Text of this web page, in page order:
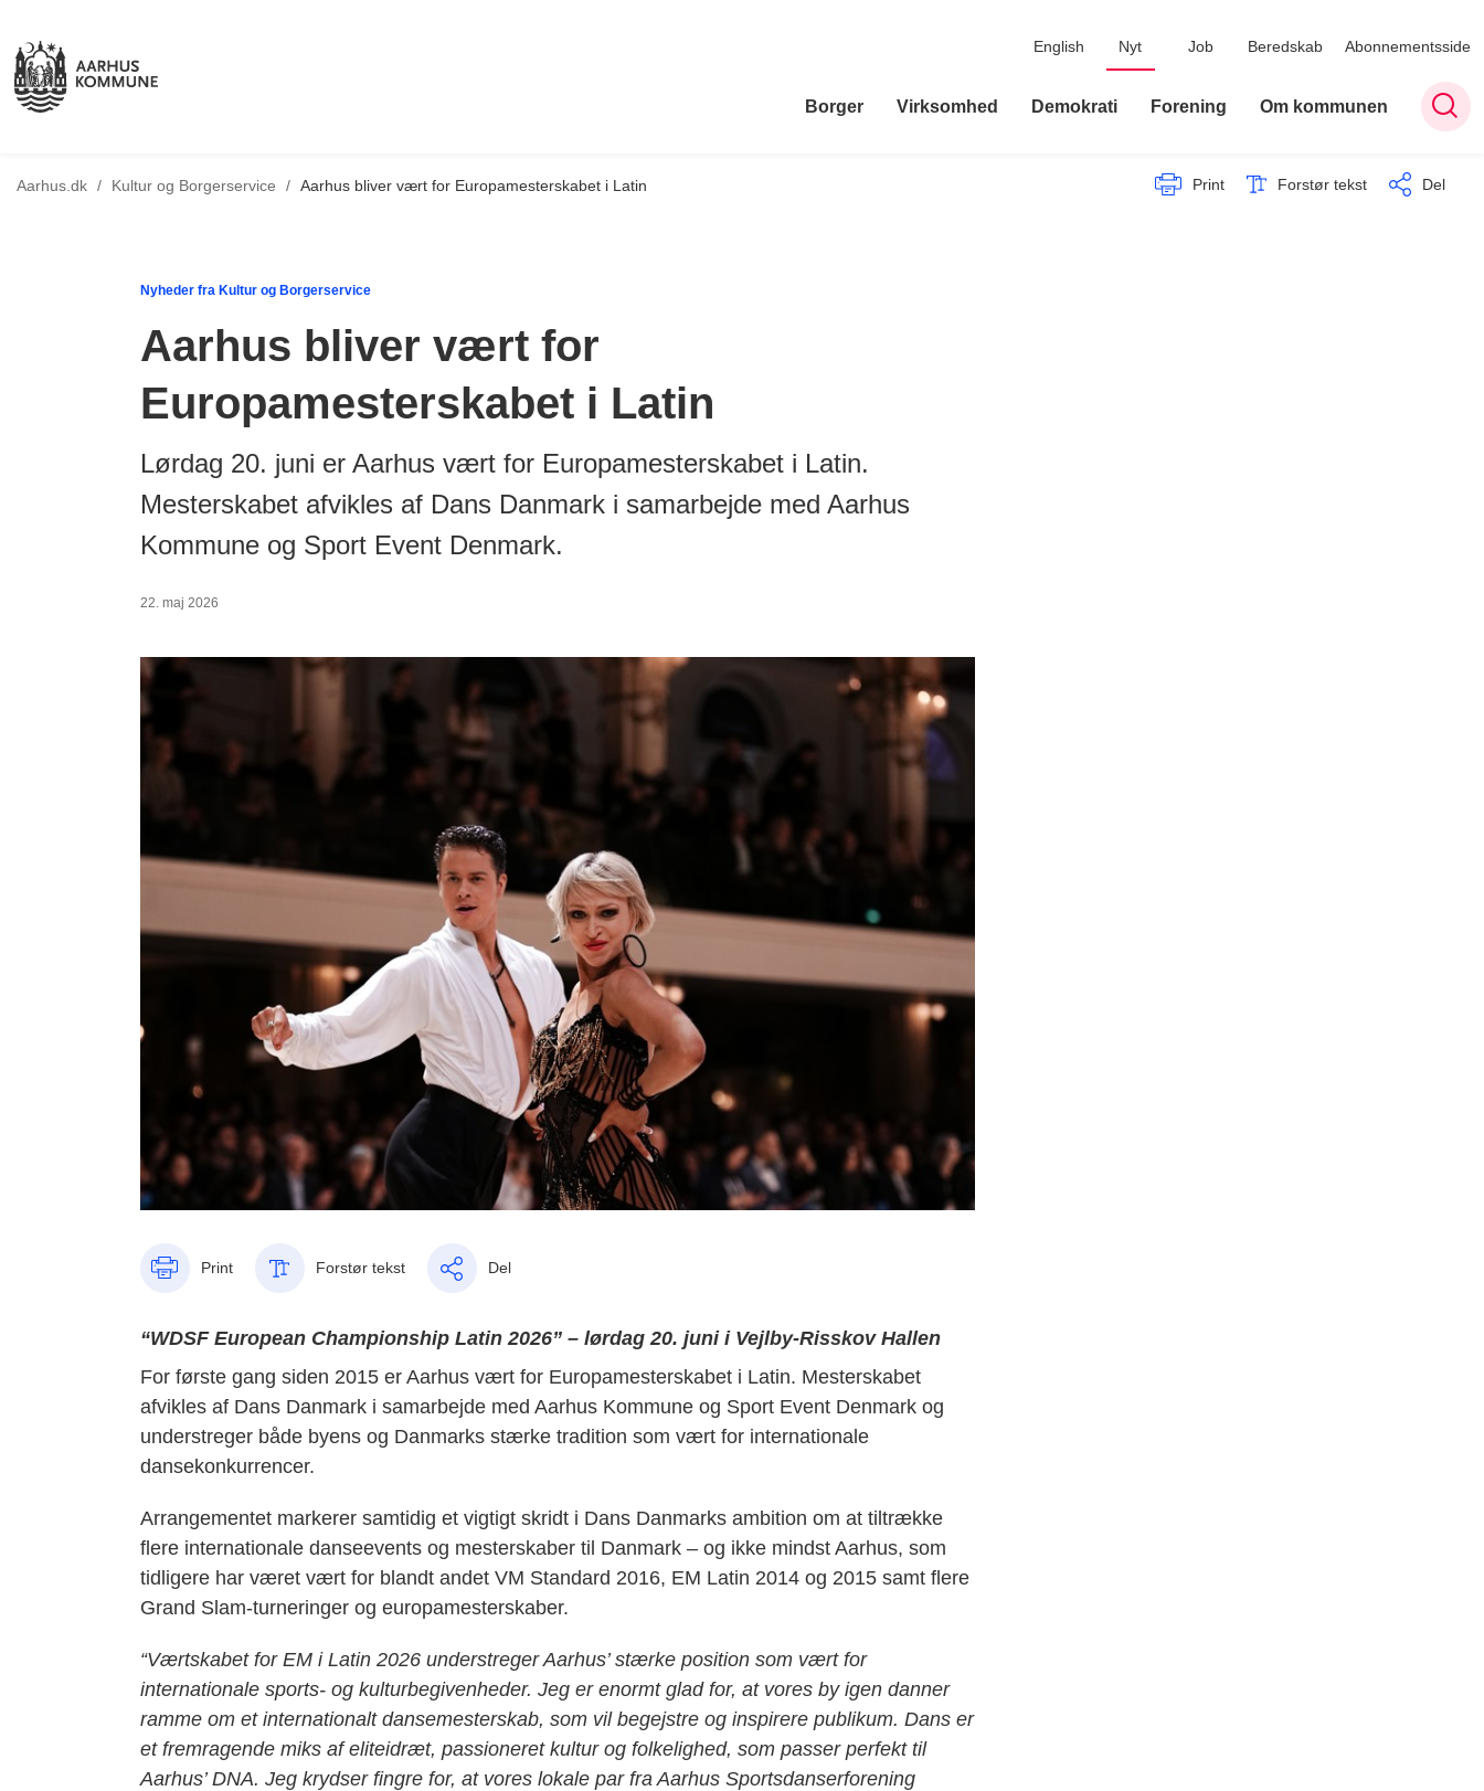
English Nyt Job Beredskab Abonnementsside
Borger Virksomhed Demokrati Forening Om kommunen
Aarhus.dk / Tilbage til
Kultur og Borgerservice / Aarhus bliver vært for Europamesterskabet i Latin Print Forstør tekst Del
Nyheder fra Kultur og Borgerservice
Aarhus bliver vært for
Europamesterskabet i Latin
Lørdag 20. juni er Aarhus vært for Europamesterskabet i Latin.
Mesterskabet afvikles af Dans Danmark i samarbejde med Aarhus
Kommune og Sport Event Denmark.
22. maj 2026
Print Forstør tekst Del
“WDSF European Championship Latin 2026” – lørdag 20. juni i Vejlby-Risskov Hallen
For første gang siden 2015 er Aarhus vært for Europamesterskabet i Latin. Mesterskabet
afvikles af Dans Danmark i samarbejde med Aarhus Kommune og Sport Event Denmark og
understreger både byens og Danmarks stærke tradition som vært for internationale
dansekonkurrencer.
Arrangementet markerer samtidig et vigtigt skridt i Dans Danmarks ambition om at tiltrække
flere internationale danseevents og mesterskaber til Danmark – og ikke mindst Aarhus, som
tidligere har været vært for blandt andet VM Standard 2016, EM Latin 2014 og 2015 samt flere
Grand Slam-turneringer og europamesterskaber.
“Værtskabet for EM i Latin 2026 understreger Aarhus’ stærke position som vært for
internationale sports- og kulturbegivenheder. Jeg er enormt glad for, at vores by igen danner
ramme om et internationalt dansemesterskab, som vil begejstre og inspirere publikum. Dans er
et fremragende miks af eliteidræt, passioneret kultur og folkelighed, som passer perfekt til
Aarhus’ DNA. Jeg krydser fingre for, at vores lokale par fra Aarhus Sportsdanserforening